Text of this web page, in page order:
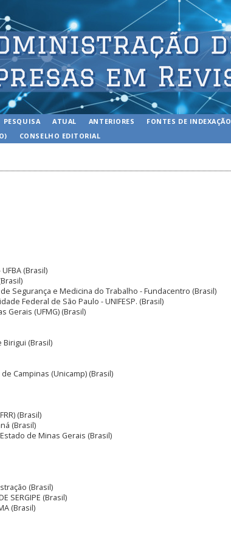
PESQUISA ATUAL ANTERIORES FONTES DE INDEXAÇÃO
CONSELHO EDITORIAL
(Brasil)
Segurança e Medicina do Trabalho - Fundacentro (Brasil)
Federal de São Paulo - UNIFESP. (Brasil)
Gerais (UFMG) (Brasil)
Birigui (Brasil)
Campinas (Unicamp) (Brasil)
(Brasil)
(Brasil)
de Minas Gerais (Brasil)
(Brasil)
SERGIPE (Brasil)
(Brasil)